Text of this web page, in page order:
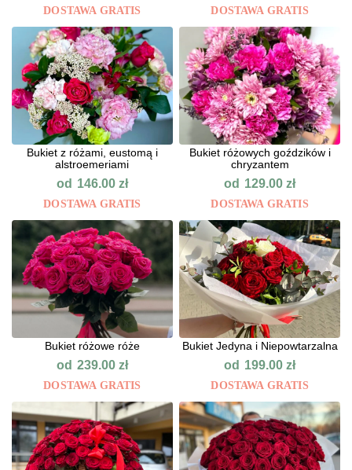
DOSTAWA GRATIS DOSTAWA GRATIS
Bukiet z różami, eustomą i
alstroemeriami
od 146.00 zł
DOSTAWA GRATIS
Bukiet różowych goździków i
chryzantem
od 129.00zł
DOSTAWA GRATIS
Bukiet różowe róże
od 239.00 zł
DOSTAWA GRATIS
Bukiet Jedyna i Niepowtarzalna
od 199.00zł
DOSTAWA GRATIS